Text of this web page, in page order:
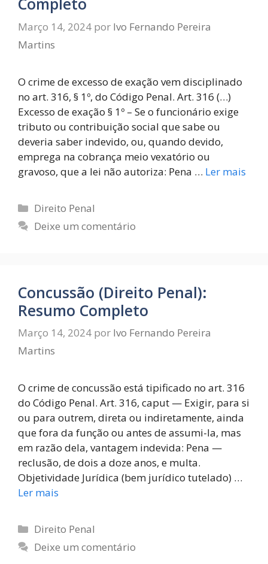
Março 14, 2024 por Ivo Fernando Pereira
Martins
O crime de excesso de exação vem disciplinado
no art. 316, § 1º, do Código Penal. Art. 316 (…)
Excesso de exação § 1º – Se o funcionário exige
tributo ou contribuição social que sabe ou
deveria saber indevido, ou, quando devido,
emprega na cobrança meio vexatório ou
gravoso, que a lei não autoriza: Pena … Ler mais
Direito Penal
Deixe um comentário
Concussão (Direito Penal):
Resumo Completo
Março 14, 2024 por Ivo Fernando Pereira
Martins
O crime de concussão está tipificado no art. 316
do Código Penal. Art. 316, caput — Exigir, para si
ou para outrem, direta ou indiretamente, ainda
que fora da função ou antes de assumi-la, mas
em razão dela, vantagem indevida: Pena —
reclusão, de dois a doze anos, e multa.
Objetividade Jurídica (bem jurídico tutelado) …
Ler mais
Direito Penal
Deixe um comentário